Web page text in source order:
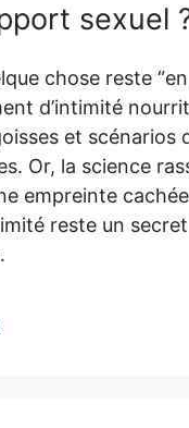
sexuel
chose reste
d’intimité
et scénarios
Or, la science
empreinte
reste un